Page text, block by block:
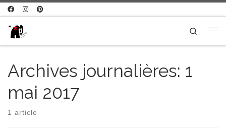
Passer au contenu
Search
Archives journalières: 1
mai 2017
1 article